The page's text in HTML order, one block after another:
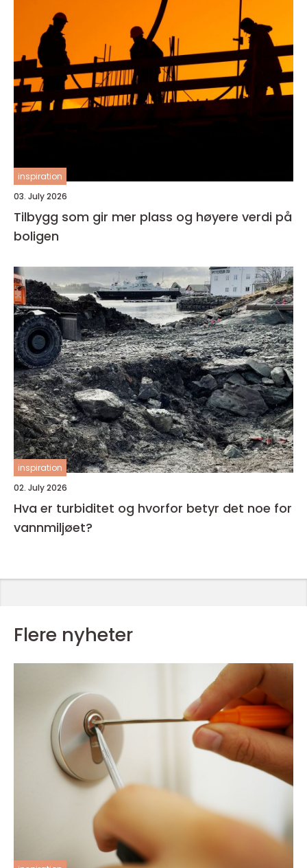
inspiration
03. July 2026
Tilbygg som gir mer plass og høyere verdi på
boligen
inspiration
02. July 2026
Hva er turbiditet og hvorfor betyr det noe for
vannmiljøet?
Flere nyheter